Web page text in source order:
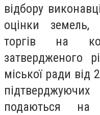
відбору
оцінки земель,
торгів на
затвердженого
міської ради
подаються на